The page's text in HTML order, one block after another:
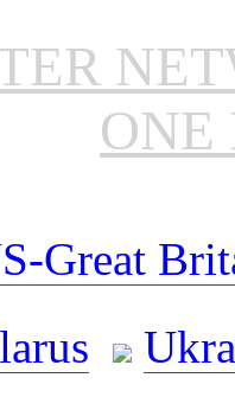
ONE
Great